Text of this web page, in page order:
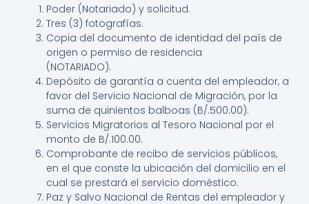
Poder (Notariado) y solicitud.
Tres (3) fotografías.
Copia del documento de identidad del país de
origen o permiso de residencia
(NOTARIADO).
Depósito de garantía a cuenta del empleador, a
favor del Servicio Nacional de Migración, por la
suma de quinientos balboas (B/.500.00).
Servicios Migratorios al Tesoro Nacional por el
monto de B/.100.00.
Comprobante de recibo de servicios públicos,
en el que conste la ubicación del domicilio en el
cual se prestará el servicio doméstico.
Paz y Salvo Nacional de Rentas del empleador y